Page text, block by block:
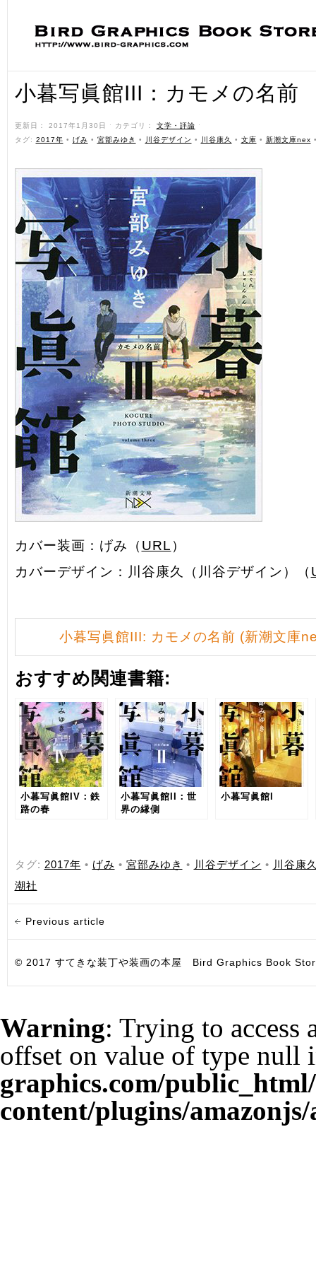
小暮写眞館III：カモメの名前
更新日： 2017年1月30日 ˑ カテゴリ： 文学・評論 ˑ
タグ: 2017年 • げみ • 宮部みゆき • 川谷デザイン • 川谷康久 • 文庫 • 新潮文庫nex
カバー装画：げみ（ URL ）
カバーデザイン：川谷康久（川谷デザイン）（
小暮写眞館III: カモメの名前 (新潮文庫
おすすめ関連書籍:
小暮写眞館IV：鉄
路の春
小暮写眞館II：世
界の縁側
小暮写眞館I
タグ: 2017年 • げみ • 宮部みゆき • 川谷デザイン • 川谷康
潮社
Previous article
© 2017 すてきな装丁や装画の本屋 Bird Graphics Book
Warning: Trying to access
offset on value of type null
graphics.com/
content/plugins/